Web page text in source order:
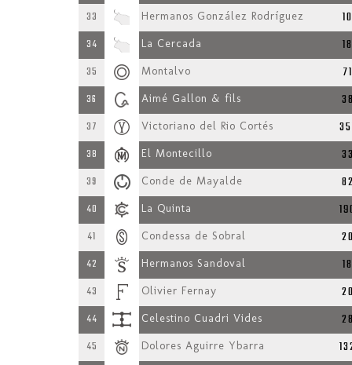
33 Hermanos González Rodríguez 10
34 La Cercada 18
35 Montalvo 71
36 Aimé Gallon & fils
37 Victoriano del Rio Cortés
38 El Montecillo
39 Conde de Mayalde
40 La Quinta
41 Condessa de Sobral
42 Hermanos Sandoval 18
43 Olivier Fernay
44 Celestino Cuadri Vides
45 Dolores Aguirre Ybarra